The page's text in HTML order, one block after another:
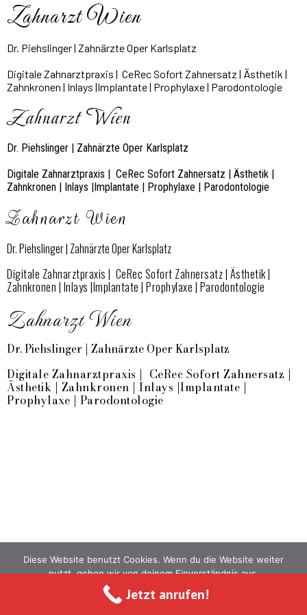
Zahnarzt Wien
Dr. Piehslinger | Zahnärzte Oper Karlsplatz
Digitale Zahnarztpraxis | CeRec Sofort Zahnersatz | Ästhetik |
Zahnkronen | Inlays |Implantate | Prophylaxe | Parodontologie
Zahnarzt Wien
Dr. Piehslinger | Zahnärzte Oper Karlsplatz
Digitale Zahnarztpraxis | CeRec Sofort Zahnersatz | Ästhetik |
Zahnkronen | Inlays |Implantate | Prophylaxe | Parodontologie
Zahnarzt Wien
Dr. Piehslinger | Zahnärzte Oper Karlsplatz
Digitale Zahnarztpraxis | CeRec Sofort Zahnersatz | Ästhetik |
Zahnkronen | Inlays |Implantate | Prophylaxe | Parodontologie
Zahnarzt Wien
Dr. Piehslinger | Zahnärzte Oper Karlsplatz
Digitale Zahnarztpraxis | CeRec Sofort Zahnersatz |
Ästhetik | Zahnkronen | Inlays |Implantate |
Prophylaxe | Parodontologie
Jetzt anrufen!
Diese Website benutzt Cookies. Wenn du die Website weiter
nutzt, gehen wir von deinem Einverständnis aus.
OK